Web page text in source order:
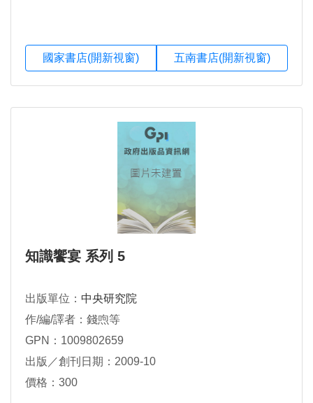
國家書店(開新視窗) 五南書店(開新視窗)
知識饗宴 系列 5
出版單位： 中央研究院
作/編/譯者：錢喣等
GPN：1009802659
出版／創刊日期：2009-10
價格：300